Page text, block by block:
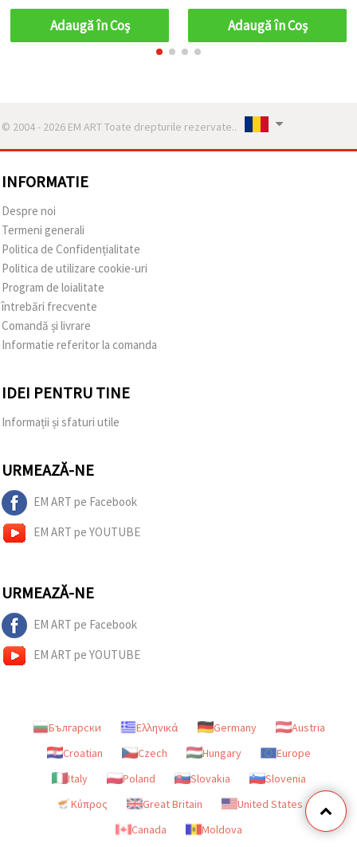
Adaugă în Coş Adaugă în Coş
© 2004 - 2026 EM ART Toate drepturile rezervate..
INFORMATIE
Despre noi
Termeni generali
Politica de Confidențialitate
Politica de utilizare cookie-uri
Program de loialitate
întrebări frecvente
Comandă și livrare
Informatie referitor la comanda
IDEI PENTRU TINE
Informații și sfaturi utile
URMEAZĂ-NE
EM ART pe Facebook
EM ART pe YOUTUBE
URMEAZĂ-NE
EM ART pe Facebook
EM ART pe YOUTUBE
Български Ελληνικά Germany
Austria
Croatian
Czech Hungary
Europe
Italy
Poland Slovakia
Slovenia
Κύπρος
Great Britain
United States
Canada
Moldova